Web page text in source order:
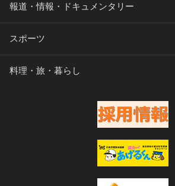
報道・情報・ドキュメンタリー
スポーツ
料理・旅・暮らし